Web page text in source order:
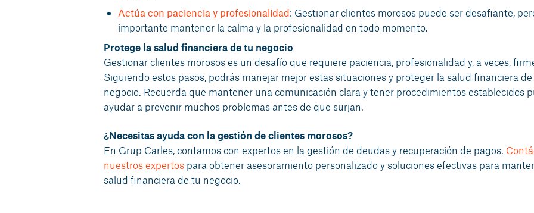
Actúa con paciencia y profesionalidad: Gestionar clientes morosos puede ser desafiante,
importante mantener la calma y la profesionalidad en todo momento.
Protege la salud financiera de tu negocio
Gestionar clientes morosos es un desafío que requiere paciencia, profesionalidad y, a veces,
Siguiendo estos pasos, podrás manejar mejor estas situaciones y proteger la salud financiera de
negocio. Recuerda que mantener una comunicación clara y tener procedimientos establecidos
ayudar a prevenir muchos problemas antes de que surjan.
¿Necesitas ayuda con la gestión de clientes morosos?
En Grup Carles, contamos con expertos en la gestión de deudas y recuperación de pagos.
nuestros expertospara obtener asesoramiento personalizado y soluciones efectivas para
salud financiera de tu negocio.